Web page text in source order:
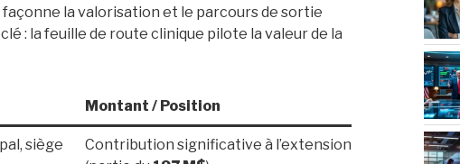
la valorisation et le parcours de sortie
: la feuille de route clinique pilote la valeur de la
Montant / Position
siège
Contribution significative à l’extension